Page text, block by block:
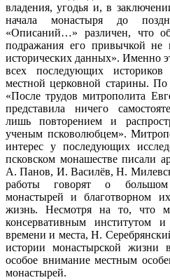
владения, угодья и, в
начала монастыря до
«Описаний…» различен, что
подражания его привычкой
исторических данных». Именно
всех последующих
местной церковной старины.
«После трудов митрополита
представила ничего
лишь повторением и
ученым псковолюбцем».
интерес у последующих
псковском монашестве писали
А. Панов, И. Василёв, Н.
работы говорят о большом
монастырей и благотворном
жизнь. Несмотря на то, что
консервативным институтом
времени и места, Н.
истории монастырской жизни
особое внимание местным
монастырей.